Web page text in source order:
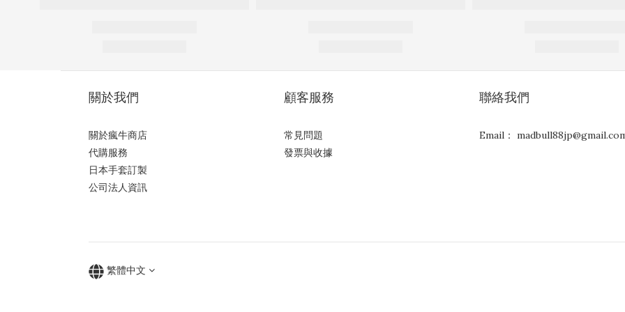
關於我們
關於瘋牛商店
代購服務
日本手套訂製
公司法人資訊
顧客服務
常見問題
發票與收據
聯絡我們
Email：
繁體中文